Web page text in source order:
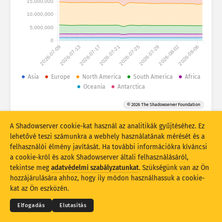
Támadási statisztikák: Eszközök
Országok
Adathalmaz
Korlát
Átfedő
Az eredmények automatikus frissítése
Frissítés Visszaállítás
Letöltés PNG-fájlként
2026-07-092026-07-132026-07-172026-07-212026-07-252026-07-292026-08-022026-08-06
0
5,000,000
10,000,000
15,000,000
Asia Europe North America South America
Africa
Oceania
Antarctica
© 2026 The Shadowserver Foundation
© 2026THE SHADOWSERVER FOUNDATION
Adatvédelem és feltételek
Kapcsolatfelvétel
Köszönetnyilvánítás
A Shadowserver cookie-kat használ az analitikák gyűjtéséhez. Ez
lehetővé teszi számunkra a webhely használatának mérését és a
felhasználói élmény javítását. Ha további információkra kíváncsi
a cookie-król és azok Shadowserver általi felhasználásáról,
tekintse meg adatvédelmi szabályzatunkat. Szükségünk van az Ön
hozzájárulására ahhoz, hogy ily módon használhassuk a cookie-
kat az Ön eszközén.
Elfogadás Elutasítás